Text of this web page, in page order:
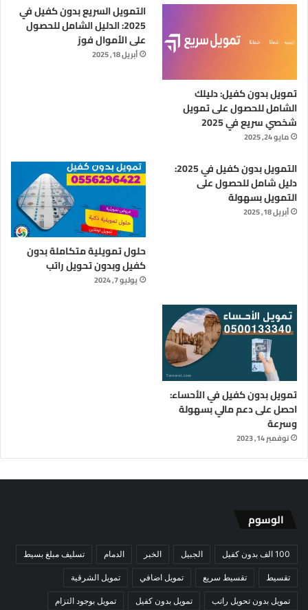
الدمام تسليف بدون كفيل
تسليف مبلغ بسيط
تمويل اضافي تمويل الشرقية
تمويل بدون تحويل راتب تمويل بدون كفيل
تمويل شخصي حتى لو عليك متعثرات
قرض بدون تحويل راتب وبدون كفيل
قرض بدون وظيفة السعودية
قرض شخصي بدون تحويل راتب
قرض شخصي للعاطلين بدون كفيل
قرض للضمان الاجتماعي قرض للمطلقات
تمويل بدون كفيل: دليلك
الشامل للحصول على تمويل
شخصي سريع في 2025
مايو 24, 2025
التمويل السريع بدون كفيل في
2025: الدليل الشامل للحصول
على الأموال فورً
أبريل 18, 2025
التمويل بدون كفيل في 2025:
دليل شامل للحصول على
التمويل بسهولة
أبريل 18, 2025
حلول تمويلية متكاملة بدون
كفيل وبدون تحويل راتب
يوليو 7, 2024
تمويل بدون كفيل في الأحساء:
احصل على دعم مالي بسهولة
وسرعة
نوفمبر 14, 2023
الوسوم
100 الف بدون كفيل الجبيل الخبر الدمام تسليف مبلغ بسيط
تقسيط تقسيط سريع تمويل اضافي تمويل الشرقية
تمويل بدون تحويل راتب تمويل بدون كفيل تمويل بوجود التزام